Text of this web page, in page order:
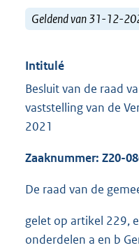
Geldend van 31-12-
Intitulé
Besluit van de raad
vaststelling van de
2021
Zaaknummer: Z20-
De raad van de
gelet op artikel 229,
onderdelen a en b